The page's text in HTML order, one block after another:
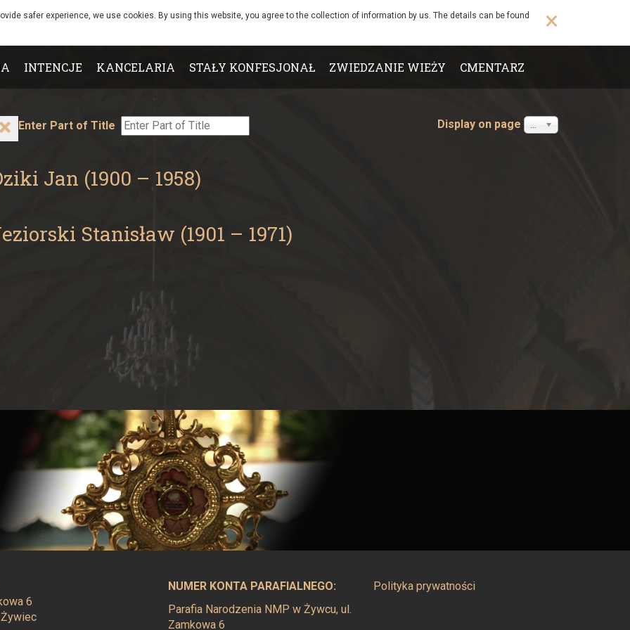
safer experience, we use cookies. By using this website, you agree to the collection of information by us. The details can be found
×
INTENCJE KANCELARIA STAŁY KONFESJONAŁ ZWIEDZANIE WIEŻY CMENTARZ
Enter Part of Title Display on page 20
Jan (1900 – 1958)
Stanisław (1901 – 1971)
6
NUMER KONTA PARAFIALNEGO:
Parafia Narodzenia NMP w Żywcu, ul.
Zamkowa 6
Polityka prywatności